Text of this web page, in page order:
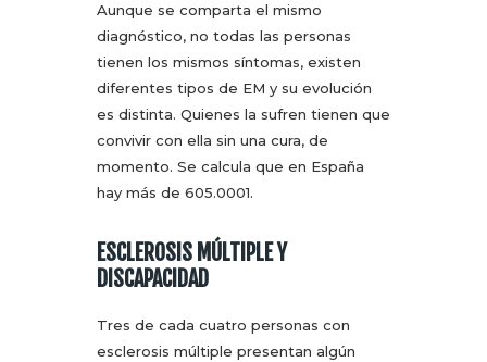
Aunque se comparta el mismo
diagnóstico, no todas las personas
tienen los mismos síntomas, existen
diferentes tipos de EM y su evolución
es distinta. Quienes la sufren tienen que
convivir con ella sin una cura, de
momento. Se calcula que en España
hay más de 605.0001.
ESCLEROSIS MÚLTIPLE Y
DISCAPACIDAD
Tres de cada cuatro personas con
esclerosis múltiple presentan algún